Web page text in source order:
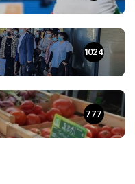
1024
777